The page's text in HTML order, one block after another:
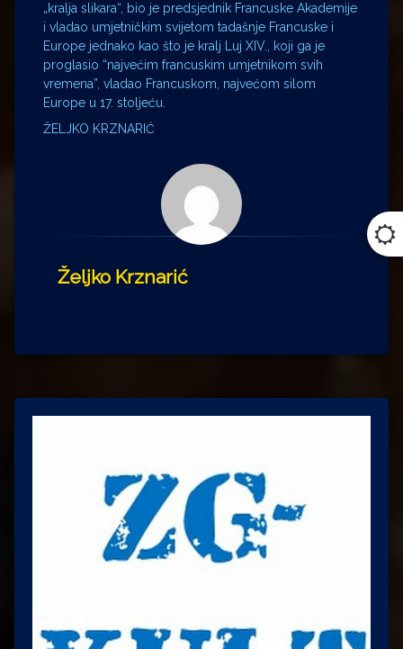
„kralja slikara“, bio je predsjednik Francuske Akademije
i vladao umjetničkim svijetom tadašnje Francuske i
Europe jednako kao što je kralj Luj XIV., koji ga je
proglasio “najvećim francuskim umjetnikom svih
vremena”, vladao Francuskom, najvećom silom
Europe u 17. stoljeću.
ŽELJKO KRZNARIĆ
Željko Krznarić